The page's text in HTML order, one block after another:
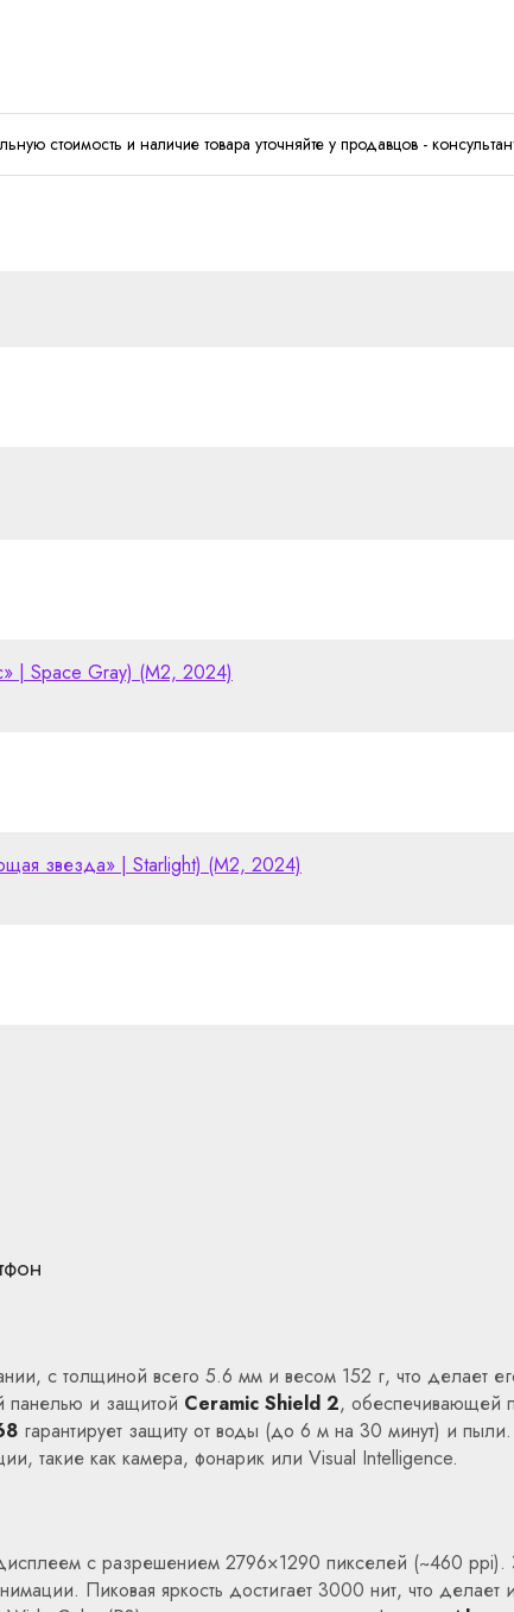
стоимость и наличие товара уточняйте у продавцов -
с толщиной всего 5.6 мм и весом 152 г, что делает
панелью и защитой Ceramic Shield 2, обеспечивающей
гарантирует защиту от воды (до 6 м на 30 минут) и
такие как камера, фонарик или Visual Intelligence.
с разрешением 2796×1290 пикселей (~460
Пиковая яркость достигает 3000 нит, что
| Space Gray) (M2, 2024)
звезда» | Starlight) (M2, 2024)